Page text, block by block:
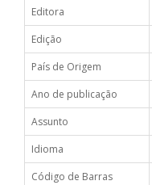
Editora
Edição
País de Origem
Ano de publicação
Assunto
Idioma
Código de Barras